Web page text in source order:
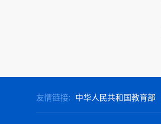
友情链接: 中华人民共和国教育部